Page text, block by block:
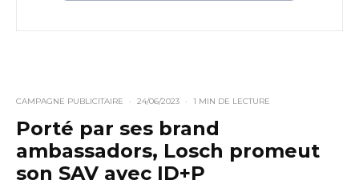
CAMPAGNE PUBLICITAIRE · 24/06/2023 · 1 MIN DE LECTURE
Porté par ses brand
ambassadors, Losch promeut
son SAV avec ID+P